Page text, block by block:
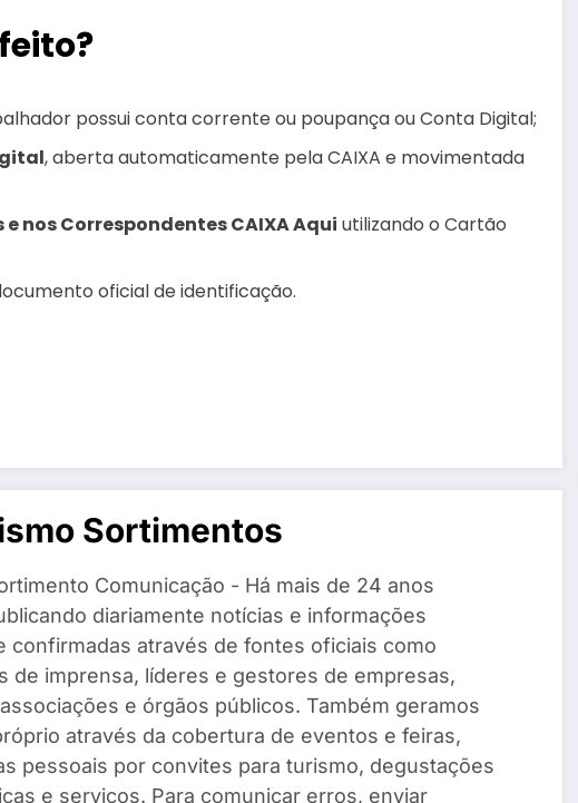
possui conta corrente ou poupança ou Conta Digital;
, aberta automaticamente pela CAIXA e movimentada
nos Correspondentes CAIXA Aqui utilizando o Cartão
oficial de identificação.
Sortimentos
Comunicação - Há mais de 24 anos
diariamente notícias e informações
confirmadas através de fontes oficiais como
de imprensa, líderes e gestores de empresas,
e órgãos públicos. Também geramos
através da cobertura de eventos e feiras,
pessoais por convites para turismo, degustações
e serviços. Para comunicar erros, enviar